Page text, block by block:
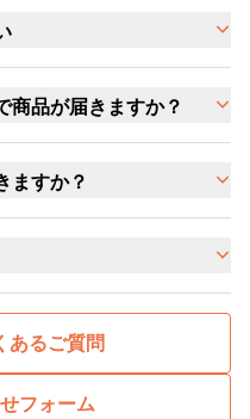
商品が届きますか？
ますか？
あるご質問
フォーム